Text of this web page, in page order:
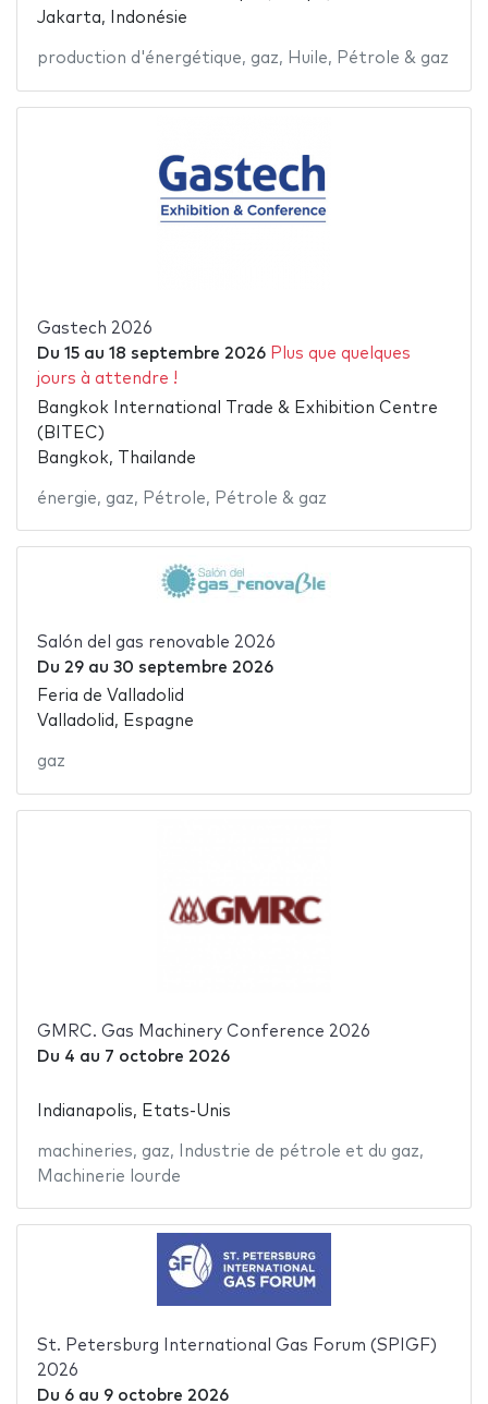
Jakarta, Indonésie
production d'énergétique, gaz, Huile, Pétrole & gaz
Gastech 2026
Du 15au 18 septembre 2026 Plus que quelques
jours à attendre !
Bangkok International Trade & Exhibition Centre
(BITEC)
Bangkok, Thailande
énergie, gaz, Pétrole, Pétrole & gaz
Salón del gas renovable 2026
Du 29au 30 septembre 2026
Feria de Valladolid
Valladolid, Espagne
gaz
GMRC. Gas Machinery Conference 2026
Du 4 au 7 octobre 2026
Indianapolis, Etats-Unis
machineries, gaz, Industrie de pétrole et du gaz,
Machinerie lourde
St. Petersburg International Gas Forum (SPIGF)
2026
Du 6au 9 octobre 2026